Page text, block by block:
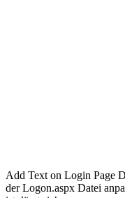
Add Text on Login Page
der Logon.aspx Datei